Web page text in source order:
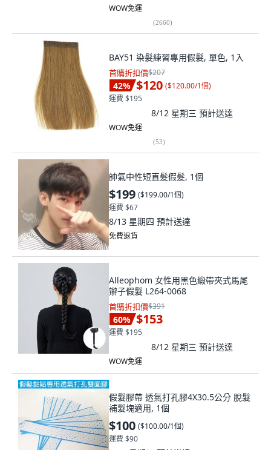
WOW免運
(2660)
BAY51 染髮練習專用假髮, 單色, 1入
首購折扣價$207
42% $120 ($120.00/1個)
運費 $195
8/12 星期三 預計送達
WOW免運
(53)
帥氣中性短直髮假髮, 1個
$199 ($199.00/1個)
運費 $67
8/13 星期四 預計送達
免費退貨
Alleophom 女性用黑色緞帶夾式馬尾
辮子假髮 L264-0068
首購折扣價$391
60% $153
運費 $195
8/12 星期三 預計送達
WOW免運
假髮膠帶 透氣打孔膠4X30.5公分 脫髮
補髮塊適用, 1個
$100 ($100.00/1個)
運費 $90